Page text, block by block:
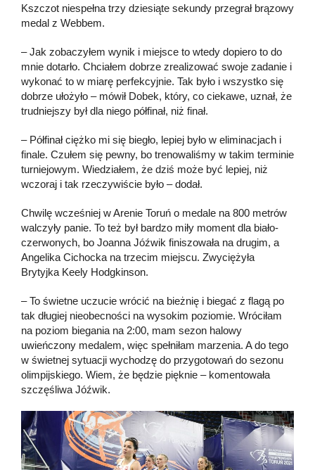
Kszczot niespełna trzy dziesiąte sekundy przegrał brązowy
medal z Webbem.
– Jak zobaczyłem wynik i miejsce to wtedy dopiero to do
mnie dotarło. Chciałem dobrze zrealizować swoje zadanie i
wykonać to w miarę perfekcyjnie. Tak było i wszystko się
dobrze ułożyło – mówił Dobek, który, co ciekawe, uznał, że
trudniejszy był dla niego półfinał, niż finał.
– Półfinał ciężko mi się biegło, lepiej było w eliminacjach i
finale. Czułem się pewny, bo trenowaliśmy w takim terminie
turniejowym. Wiedziałem, że dziś może być lepiej, niż
wczoraj i tak rzeczywiście było – dodał.
Chwilę wcześniej w Arenie Toruń o medale na 800 metrów
walczyły panie. To też był bardzo miły moment dla biało-
czerwonych, bo Joanna Jóźwik finiszowała na drugim, a
Angelika Cichocka na trzecim miejscu. Zwyciężyła
Brytyjka Keely Hodgkinson.
– To świetne uczucie wrócić na bieżnię i biegać z flagą po
tak długiej nieobecności na wysokim poziomie. Wróciłam
na poziom biegania na 2:00, mam sezon halowy
uwieńczony medalem, więc spełniłam marzenia. A do tego
w świetnej sytuacji wychodzę do przygotowań do sezonu
olimpijskiego. Wiem, że będzie pięknie – komentowała
szczęśliwa Jóźwik.